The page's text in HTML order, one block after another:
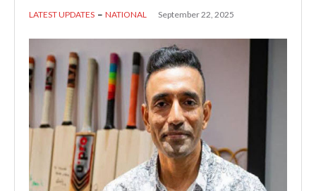
LATEST UPDATES NATIONAL September 22, 2025